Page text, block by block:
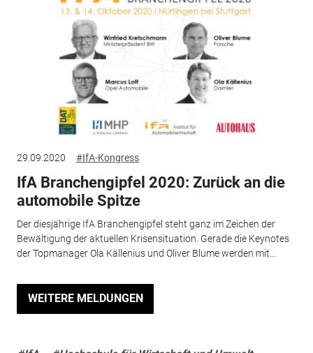
29.09.2020 #IfA-Kongress
IfA Branchengipfel 2020: Zurück an die
automobile Spitze
Der diesjährige IfA Branchengipfel steht ganz im Zeichen der
Bewältigung der aktuellen Krisensituation. Gerade die Keynotes
der Topmanager Ola Källenius und Oliver Blume werden mit...
WEITERE MELDUNGEN